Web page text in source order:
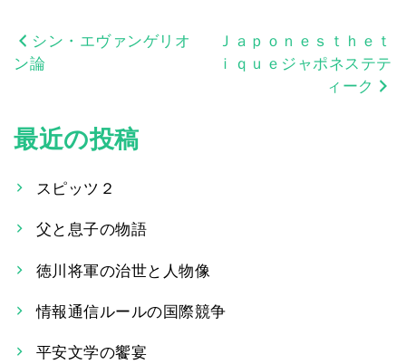
投
ナ
ビ
ゲ
ー
シ
ョ
シン・エヴァンゲリオ
ン論
Ｊａｐｏｎｅｓｔｈｅｔ
ｉｑｕｅジャポネステテ
ィーク
最近の投稿
スピッツ２
父と息子の物語
徳川将軍の治世と人物像
情報通信ルールの国際競争
平安文学の饗宴